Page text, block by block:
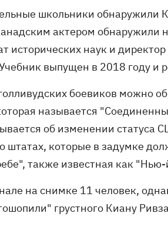
школьники обнаружили
актером обнаружили
исторических наук и
выпущен в 2018 году и
боевиков можно
называется
об изменении статуса
штатах, которые в задумке
также известная как
на снимке 11 человек,
грустного Киану